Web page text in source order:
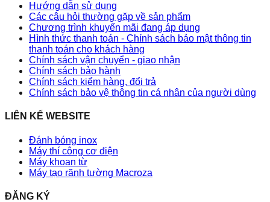
Hướng dẫn sử dụng
Các câu hỏi thường gặp về sản phẩm
Chương trình khuyến mãi đang áp dụng
Hình thức thanh toán - Chính sách bảo mật thông tin
thanh toán cho khách hàng
Chính sách vận chuyển - giao nhận
Chính sách bảo hành
Chính sách kiểm hàng, đổi trả
Chính sách bảo vệ thông tin cá nhân của người dùng
LIÊN KẾ WEBSITE
Đánh bóng inox
Máy thí công cơ điện
Máy khoan từ
Máy tạo rãnh tường Macroza
ĐĂNG KÝ